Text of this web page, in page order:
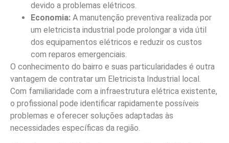
devido a problemas elétricos.
Economia: A manutenção preventiva realizada por
um eletricista industrial pode prolongar a vida útil
dos equipamentos elétricos e reduzir os custos
com reparos emergenciais.
O conhecimento do bairro e suas particularidades é outra
vantagem de contratar um Eletricista Industrial local.
Com familiaridade com a infraestrutura elétrica existente,
o profissional pode identificar rapidamente possíveis
problemas e oferecer soluções adaptadas às
necessidades específicas da região.